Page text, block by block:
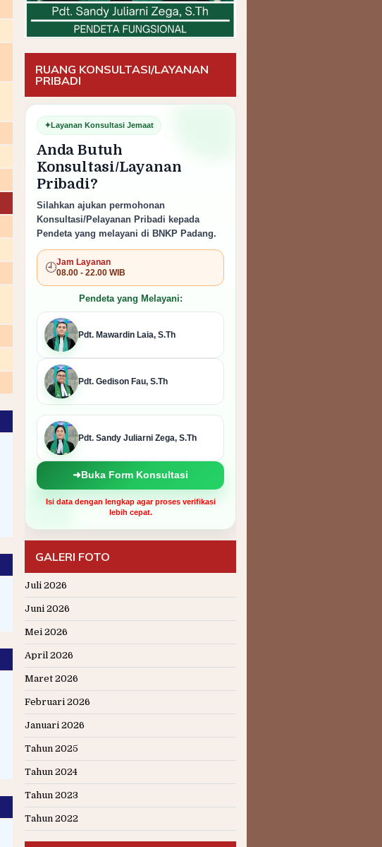
RUANG KONSULTASI/LAYANAN
PRIBADI
✦Layanan Konsultasi Jemaat
Anda Butuh
Konsultasi/Layanan
Pribadi?
Silahkan ajukan permohonan
Konsultasi/Pelayanan Pribadi kepada
Pendeta yang melayani di BNKP Padang.
🕘Jam Layanan
08.00 - 22.00 WIB
Pendeta yang Melayani:
Pdt. Mawardin Laia, S.Th
Pdt. Gedison Fau, S.Th
Pdt. Sandy Juliarni Zega, S.Th
➜ Buka Form Konsultasi
Isi data dengan lengkap agar proses verifikasi
lebih cepat.
GALERI FOTO
Juli 2026
Juni 2026
Mei 2026
April 2026
Maret 2026
Februari 2026
Januari 2026
Tahun 2025
Tahun 2024
Tahun 2023
Tahun 2022